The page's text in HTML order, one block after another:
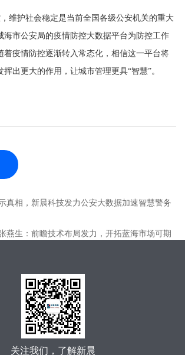
维护社会稳定是当前全 国各级公安机关的重大
海市公安局的疫情防控大数据平台为防控工作
着疫情防控逐渐转入常态化，相信这一平台将
挥出更大的作用，让城市管理更具“智慧”。
真相，新晨科技发力公安大数据加速智慧警务
燕生：前瞻技术布局发力，开拓蓝海市场可期
关注我们，了解新晨